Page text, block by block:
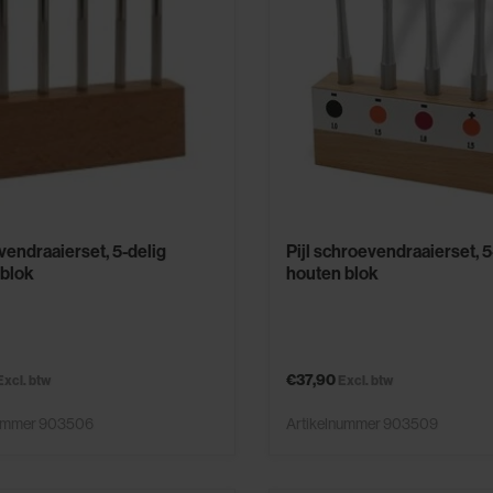
5-delig
btw
903506
Pijl schroevendraaierset,
houten blok
€37,90 Excl. btw
Artikelnummer 903509